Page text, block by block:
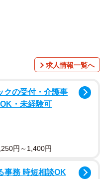
年5月にインターネット
求人情報一覧へ
クの受付・介護事
・未経験可
円～1,400円
事務 時短相談OK